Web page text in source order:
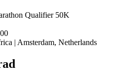
Qualifier 50K
| Amsterdam, Netherlands